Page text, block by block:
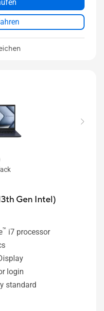
Gen Intel)
™ i7 processor
login
standard